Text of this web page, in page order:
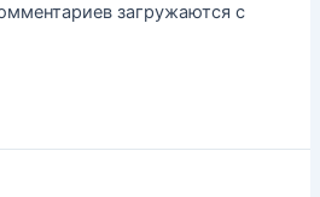
загружаются с